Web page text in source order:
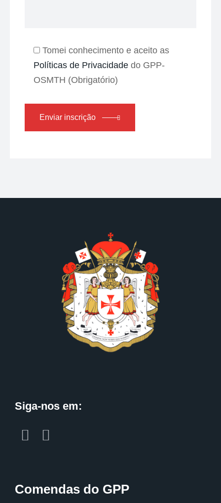
Tomei conhecimento e aceito as
Políticas de Privacidade do GPP-
OSMTH (Obrigatório)
Enviar inscrição
Siga-nos em:
Comendas do GPP